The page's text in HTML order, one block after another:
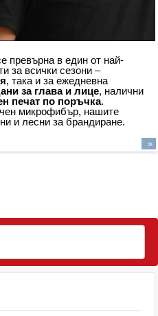
превърна в един от най-
за всички сезони –
, така и за ежедневна
за глава и лице, налични
печат по поръчка.
микрофибър, нашите
и лесни за брандиране.
»